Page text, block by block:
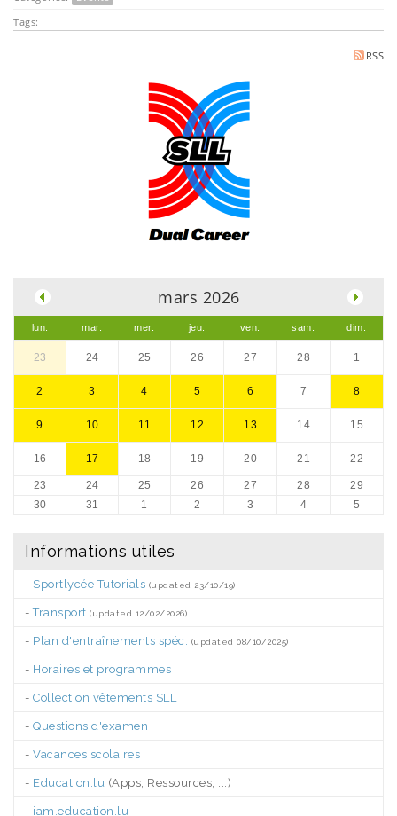
Tags:
RSS
mars 2026
lun. mar. mer. jeu. ven. sam. dim.
23 24 25 26 27 28 1
2 3 4 5 6 7 8
9 10 11 12 13 14 15
16 17 18 19 20 21 22
23 24 25 26 27 28
29
30
31 1 2 3 4 5
Informations utiles
- Sportlycée Tutorials (updated 23/10/19)
-Transport (updated 12/02/2026)
- Plan d'entraînements spéc. (updated 08/10/2025)
- Horaires et programmes
- Collection vêtements SLL
- Questions d'examen
- Vacances scolaires
- Education.lu (Apps, Ressources, ...)
- iam.education.lu